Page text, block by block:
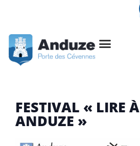
FESTIVAL « LIRE À
ANDUZE »